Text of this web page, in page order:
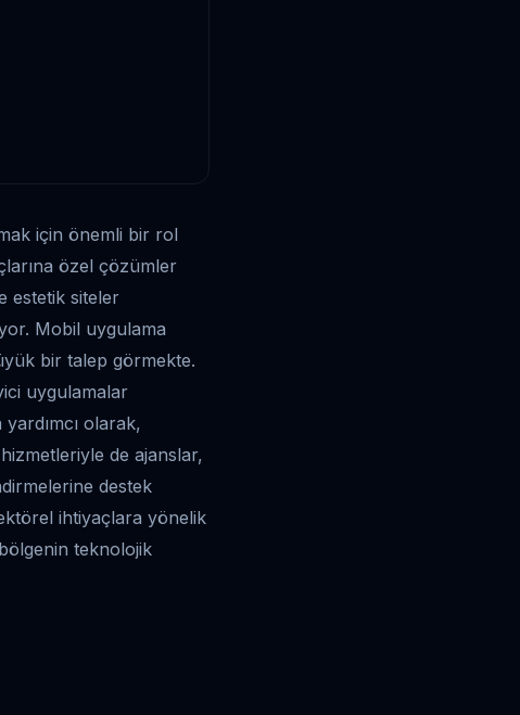
için önemli bir rol
özel çözümler
estetik siteler
Mobil uygulama
bir talep görmekte.
uygulamalar
olarak,
hizmetleriyle de ajanslar,
destek
ihtiyaçlara yönelik
teknolojik